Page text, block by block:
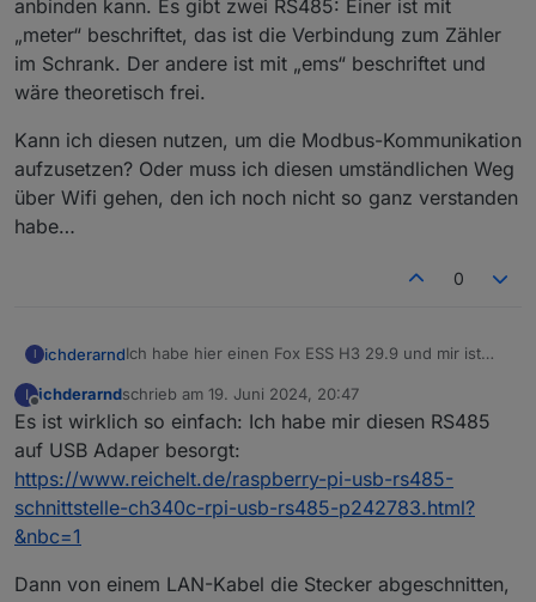
anbinden kann. Es gibt zwei RS485: Einer ist mit
„meter“ beschriftet, das ist die Verbindung zum Zähler
im Schrank. Der andere ist mit „ems“ beschriftet und
wäre theoretisch frei.
Kann ich diesen nutzen, um die Modbus-Kommunikation
aufzusetzen? Oder muss ich diesen umständlichen Weg
über Wifi gehen, den ich noch nicht so ganz verstanden
habe…
0
I ichderarndIch habe hier einen Fox ESS H3 29.9 und mir ist
Raspberry anbinden kann. Es gibt zwei RS485:
Einer ist mit „meter“ beschriftet, das ist die
Verbindung zum Zähler im Schrank. Der andere ist
mit „ems“ beschriftet und wäre theoretisch frei.
Kann ich diesen nutzen, um die Modbus-
Kommunikation aufzusetzen? Oder muss ich diesen
umständlichen Weg über Wifi gehen, den ich noch
nicht so ganz verstanden habe…
I
Offline
ichderarndschrieb am 19. Juni 2024, 20:47
zuletzt editiert von
Es ist wirklich so einfach: Ich habe mir diesen RS485
auf USB Adaper besorgt:
https://www.reichelt.de/raspberry-pi-usb-rs485-
schnittstelle-ch340c-rpi-usb-rs485-p242783.html?
&nbc=1
Dann von einem LAN-Kabel die Stecker abgeschnitten,